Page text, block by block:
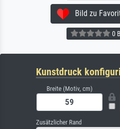
Bild zu
0
Kunstdruck
Breite (Motiv, cm)
Zusätzlicher Rand